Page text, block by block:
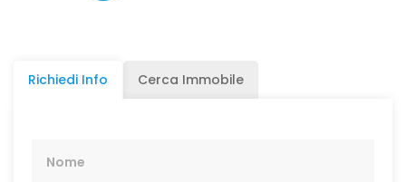
Richiedi Info Cerca Immobile